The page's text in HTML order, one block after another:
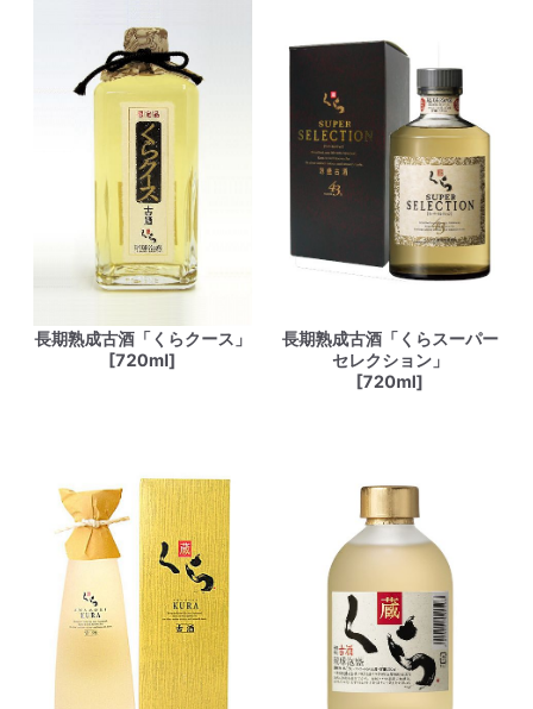
長期熟成古酒「くらクース」
[720ml]
長期熟成古酒「くらスーパー
セレクション」
[720ml]